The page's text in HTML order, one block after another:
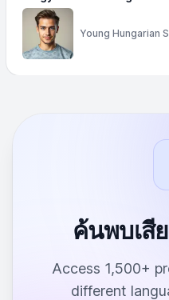
Young Hungarian
ค้นพบเสี
Access 1,500+
different